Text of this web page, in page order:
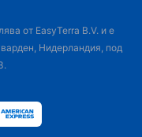
от EasyTerra B.V. и е
Нидерландия, под